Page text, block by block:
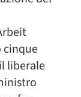
cinque
liberale